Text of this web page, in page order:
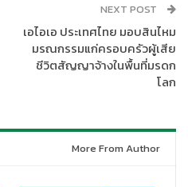
ชั้นดี ประเภทเงินกู้แบบมีระยะ
MLR) ปรับลดลงจาก 7.000% เป็น
ญ่ชั้นดี ประเภทเงินเบิกเกินบัญชี
อยชั้นดี (Minimum Retail Rate
NEXT POST
เอไอเอ ประเทศไทย มอบสินไหม
มรณกรรมแก่ครอบครัวผู้เสีย
ชีวิตสัญญาจ้างในพื้นที่มรดก
โลก
More From Author